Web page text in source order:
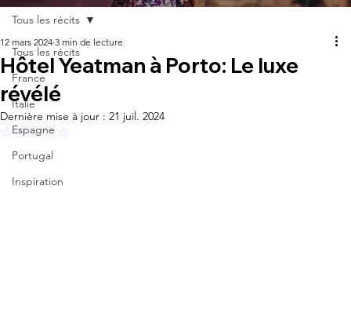
Tous les récits
France
Italie
Espagne
Portugal
Inspiration
Tous les récits
Hôtel Yeatman à Porto: Le luxe
révélé
12 mars 2024 3 min de lecture
Dernière mise à jour : 21 juil. 2024
Noté NaN étoiles sur 5.